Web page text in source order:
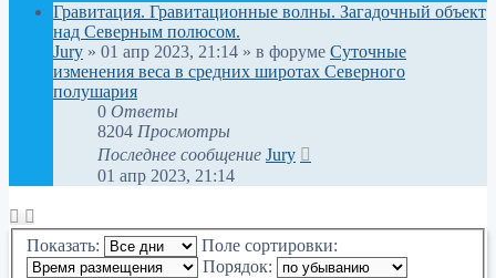
Гравитация. Гравитационные волны. Загадочный объект
над Северным полюсом.
Jury » 01 апр 2023, 21:14 » в форуме Суточные
изменения веса в средних широтах Северного
полушария
0 Ответы
8204 Просмотры
Последнее сообщение Jury
01 апр 2023, 21:14
Показать:
Поле сортировки:
Порядок: